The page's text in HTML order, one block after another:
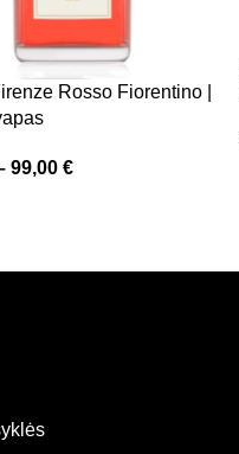
Rosso Fiorentino |
99,00 €